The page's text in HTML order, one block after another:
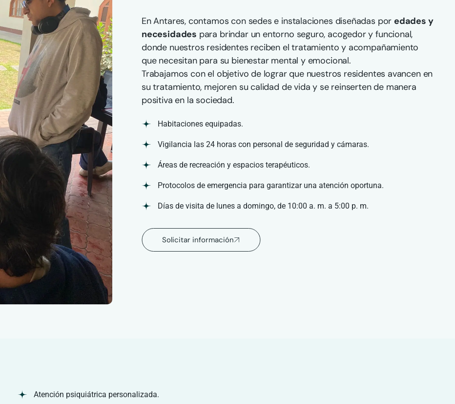
En Antares, contamos con sedes e instalaciones diseñadas por edades y
necesidades para brindar un entorno seguro, acogedor y funcional,
donde nuestros residentes reciben el tratamiento y acompañamiento
que necesitan para su bienestar mental y emocional.
Trabajamos con el objetivo de lograr que nuestros residentes avancen en
su tratamiento, mejoren su calidad de vida y se reinserten de manera
positiva en la sociedad.
Habitaciones equipadas.
Vigilancia las 24 horas con personal de seguridad y cámaras.
Áreas de recreación y espacios terapéuticos.
Protocolos de emergencia para garantizar una atención oportuna.
Días de visita de lunes a domingo, de 10:00 a. m. a 5:00 p. m.
Solicitar información
Atención psiquiátrica personalizada.